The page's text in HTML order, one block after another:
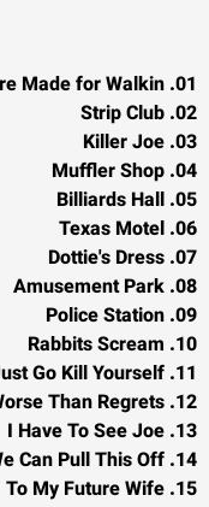
01. These Boots are Made for Walkin'
02. Strip Club
03. Killer Joe
04. Muffler Shop
05. Billiards Hall
06. Texas Motel
07. Dottie's Dress
08. Amusement Park
09. Police Station
10. Rabbits Scream
11. Just Go Kill Yourself
12. Nothin' Worse Than Regrets
13. I Have To See Joe
14. We Can Pull This Off
15. To My Future Wife